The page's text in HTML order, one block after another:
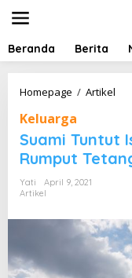
t
Beranda Berita
Homepage / Artikel
m
i
T
u
t
s
Keluarga
Suami Tuntut
Rumput
Yati
April 9, 2021
Artikel